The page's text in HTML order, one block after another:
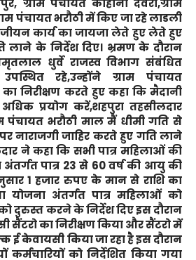
ग्राम पंचायत कोहानी देवरी,ग्राम
पंचायत भरौठी में किए जा रहे लाडली
कार्य का जायजा लेते हुए लेते हुए
लाने के निर्देश दिए। भ्रमण के दौरान
धुर्वे राजस्व विभाग संबंधित
उपस्थित रहे,उन्होंने ग्राम पंचायत
निरीक्षण करते हुए कहा कि मैदानी
प्रयोग करें,शहपुरा तहसीलदार
पंचायत भरौठी माल मैं धीमी गति से
नाराजगी जाहिर करते हुए गति लाने
ने कहा कि सभी पात्र महिलाओं की
पात्र 23 से 60 वर्ष की आयु की
1 हजार रुपए के मान से राशि का
योजना अंतर्गत पात्र महिलाओं को
दुरुस्त करने के निर्देश दिए इस दौरान
सैंटरो का निरीक्षण किया और सैंटरो में
ई केवायसी किया जा रहा है इस दौरान
को निर्देशित किया गया